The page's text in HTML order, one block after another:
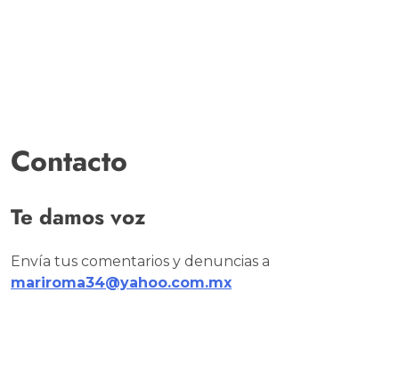
Contacto
Te damos voz
Envía tus comentarios y denuncias a
mariroma34@yahoo.com.mx